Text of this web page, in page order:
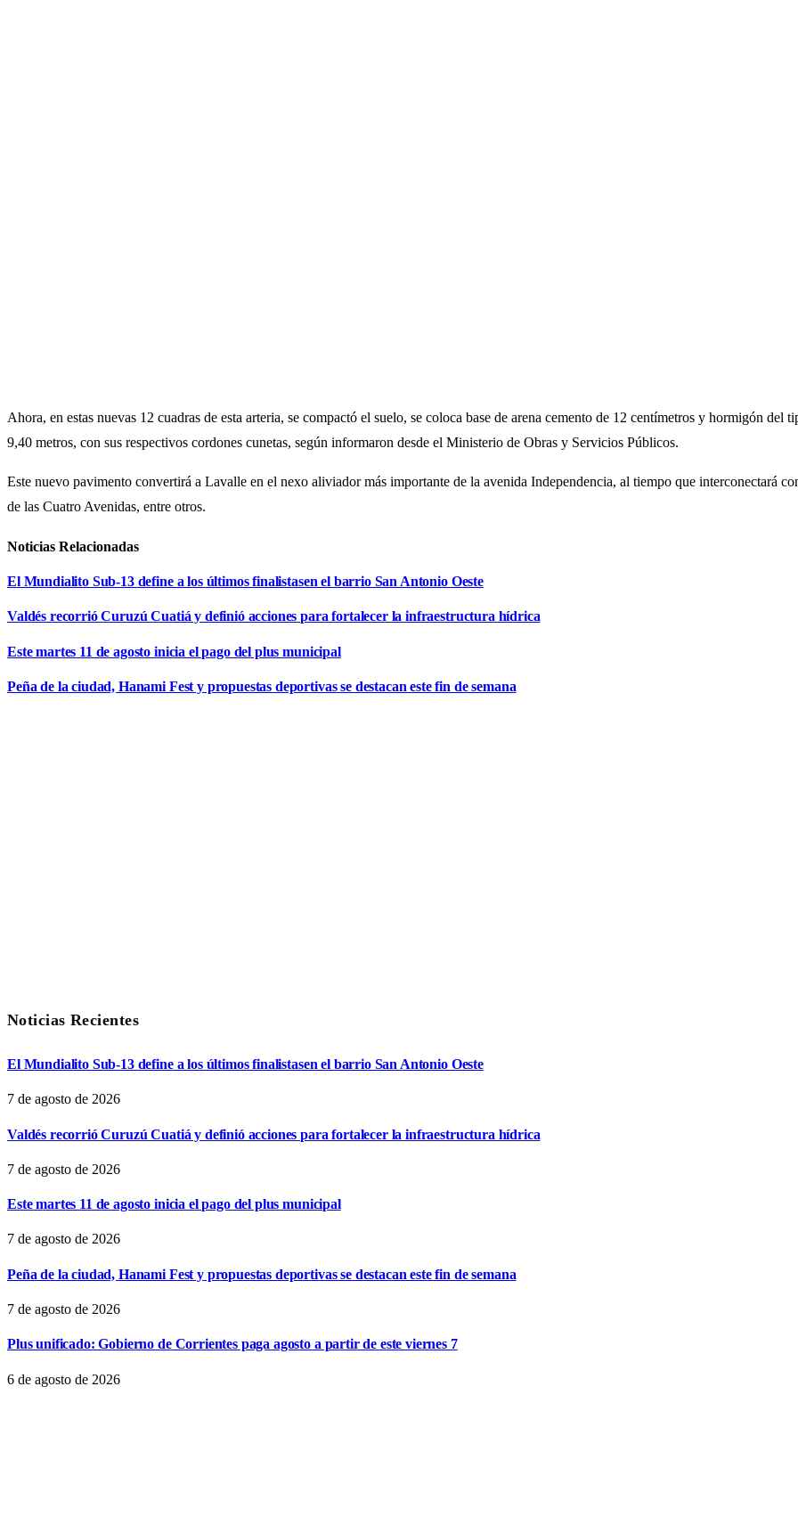
Ahora, en estas nuevas 12 cuadras de esta arteria, se compactó el suelo, se coloca base de arena cemento de 12 centímetros y hormigón del
9,40 metros, con sus respectivos cordones cunetas, según informaron desde el Ministerio de Obras y Servicios Públicos.
Este nuevo pavimento convertirá a Lavalle en el nexo aliviador más importante de la avenida Independencia, al tiempo que interconectará
de las Cuatro Avenidas, entre otros.
Noticias Relacionadas
El Mundialito Sub-13 define a los últimos finalistasen el barrio San Antonio Oeste
Valdés recorrió Curuzú Cuatiá y definió acciones para fortalecer la infraestructura hídrica
Este martes 11 de agosto inicia el pago del plus municipal
Peña de la ciudad, Hanami Fest y propuestas deportivas se destacan este fin de semana
Noticias Recientes
El Mundialito Sub-13 define a los últimos finalistasen el barrio San Antonio Oeste
7 de agosto de 2026
Valdés recorrió Curuzú Cuatiá y definió acciones para fortalecer la infraestructura hídrica
7 de agosto de 2026
Este martes 11 de agosto inicia el pago del plus municipal
7 de agosto de 2026
Peña de la ciudad, Hanami Fest y propuestas deportivas se destacan este fin de semana
7 de agosto de 2026
Plus unificado: Gobierno de Corrientes paga agosto a partir de este viernes 7
6 de agosto de 2026